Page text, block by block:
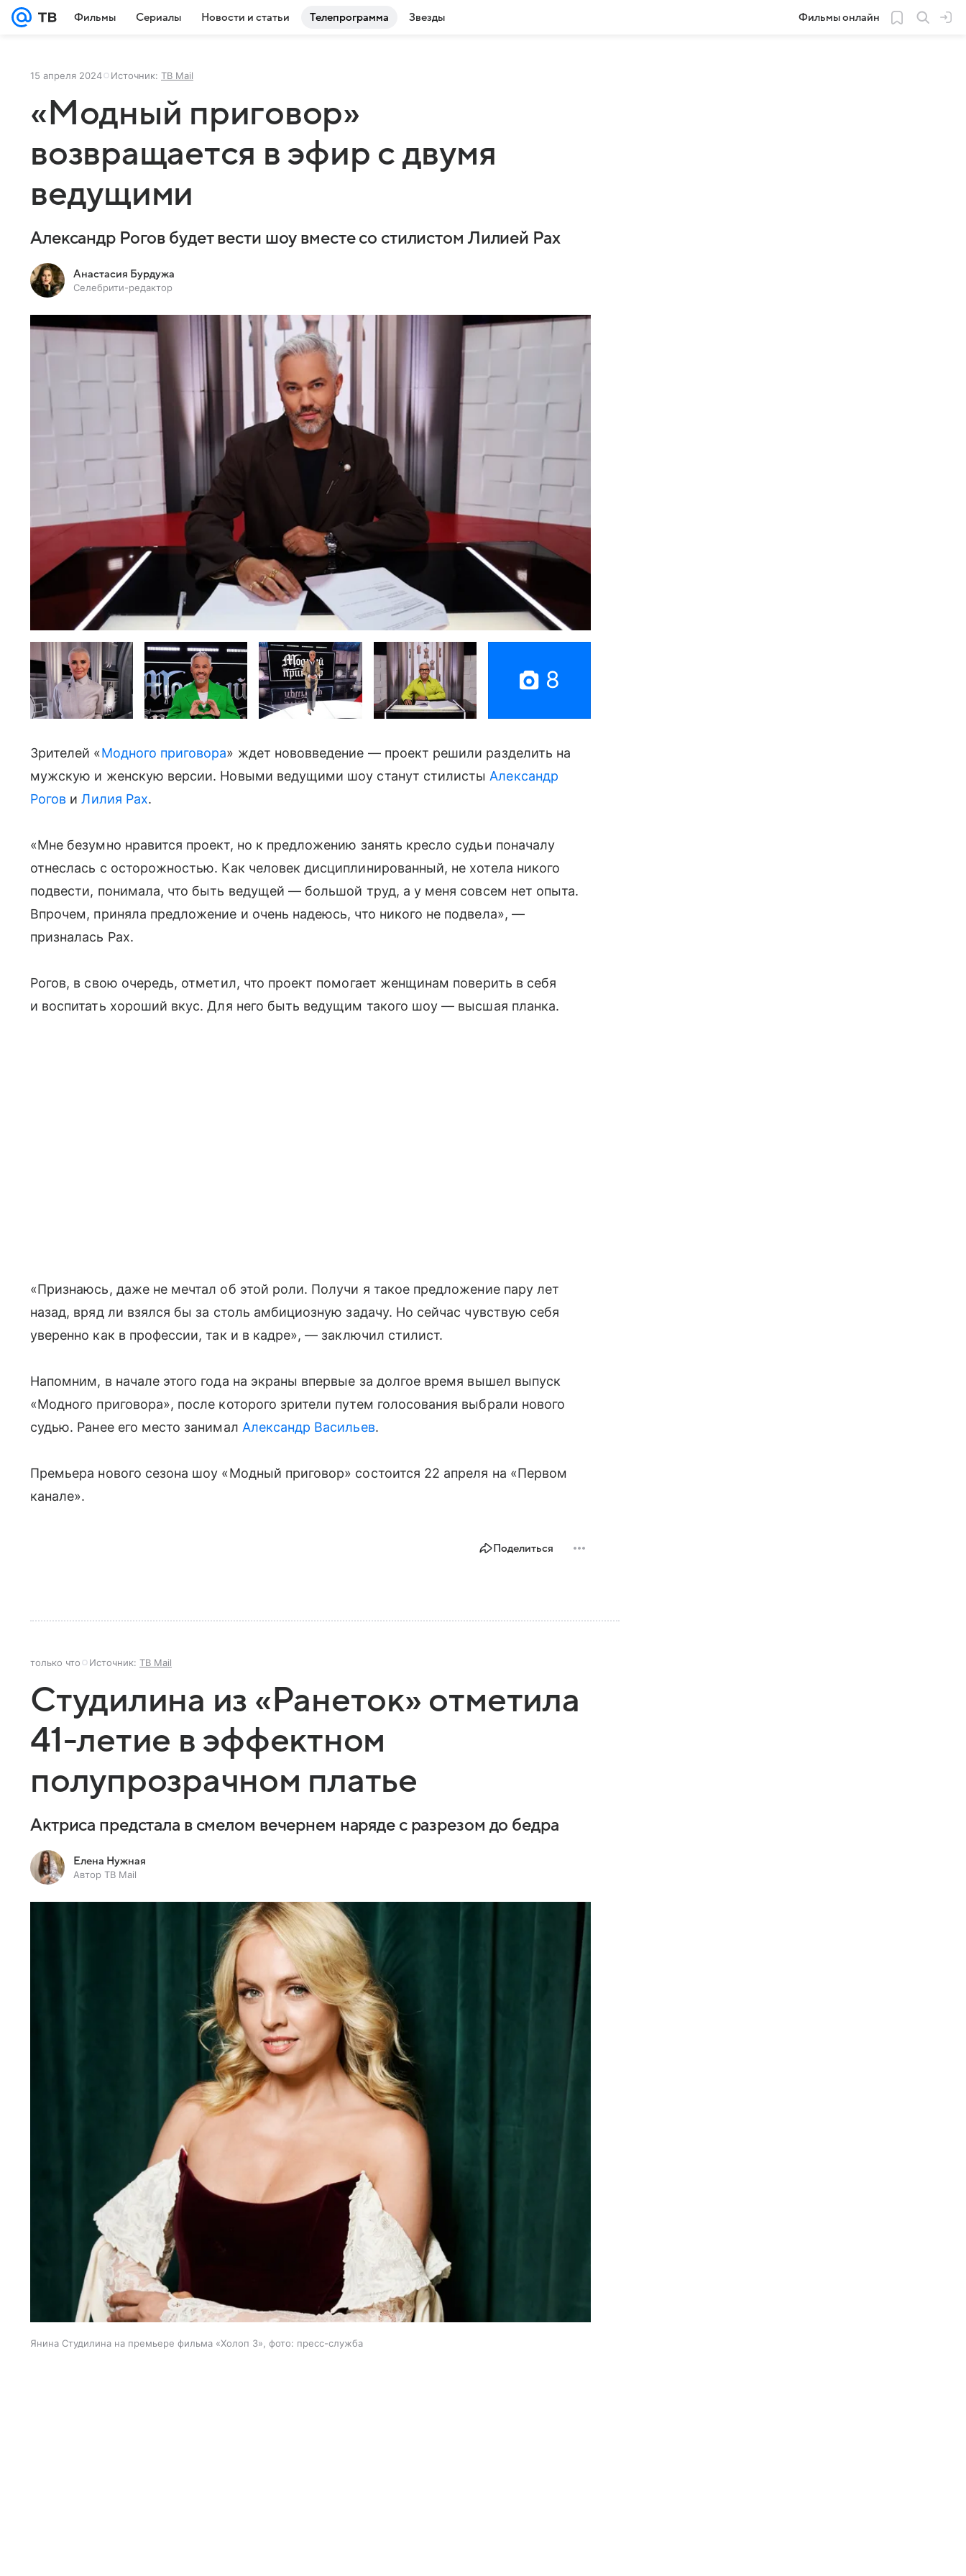
Фильмы Сериалы Новости и статьи Телепрограмма Звезды Фильмы онлайн
15 апреля 2024 Источник: ТВ Mail
«Модный приговор»
возвращается в эфир с двумя
ведущими
Александр Рогов будет вести шоу вместе со стилистом Лилией Рах
Анастасия Бурдужа
Селебрити-редактор
8
Зрителей «Модного приговора» ждет нововведение — проект решили разделить на
мужскую и женскую версии. Новыми ведущими шоу станут стилисты Александр
Рогов иЛилия Рах.
«Мне безумно нравится проект, но к предложению занять кресло судьи поначалу
отнеслась с осторожностью. Как человек дисциплинированный, не хотела никого
подвести, понимала, что быть ведущей — большой труд, а у меня совсем нет опыта.
Впрочем, приняла предложение и очень надеюсь, что никого не подвела», —
призналась Рах.
Рогов, в свою очередь, отметил, что проект помогает женщинам поверить в себя
и воспитать хороший вкус. Для него быть ведущим такого шоу — высшая планка.
«Признаюсь, даже не мечтал об этой роли. Получи я такое предложение пару лет
назад, вряд ли взялся бы за столь амбициозную задачу. Но сейчас чувствую себя
уверенно как в профессии, так и в кадре», — заключил стилист.
Напомним, в начале этого года на экраны впервые за долгое время вышел выпуск
«Модного приговора», после которого зрители путем голосования выбрали нового
судью. Ранее его место занимал Александр Васильев.
Премьера нового сезона шоу «Модный приговор» состоится 22 апреля на «Первом
канале».
Поделиться
только что Источник: ТВ Mail
Студилина из «Ранеток» отметила
41-летие в эффектном
полупрозрачном платье
Актриса предстала в смелом вечернем наряде с разрезом до бедра
Елена Нужная
Автор ТВ Mail
Янина Студилина на премьере фильма «Холоп 3», фото: пресс-служба